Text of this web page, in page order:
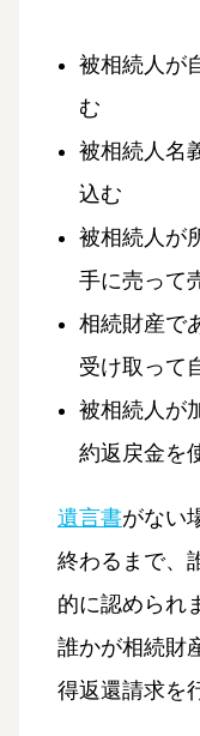
被相続人が
む
被相続人名
込む
被相続人が
手に売って
相続財産で
受け取って
被相続人が
約返戻金を
遺言書がない
終わるまで、
的に認められ
誰かが相続財
得返還請求を